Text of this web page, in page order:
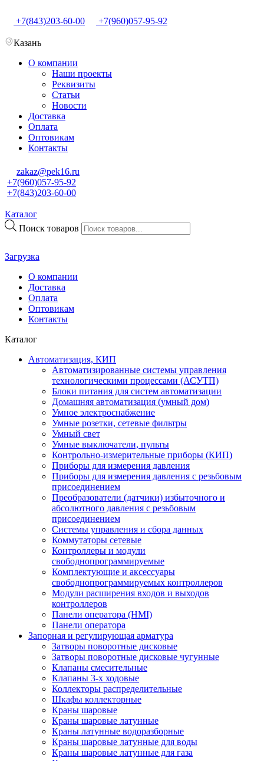
+7(843)203-60-00 +7(960)057-95-92
Казань
О компании
Наши проекты
Реквизиты
Статьи
Новости
Доставка
Оплата
Оптовикам
Контакты
zakaz@pek16.ru
+7(960)057-95-92
+7(843)203-60-00
Каталог
Поиск товаров
Загрузка
О компании
Доставка
Оплата
Оптовикам
Контакты
Каталог
Автоматизация, КИП
Автоматизированные системы управления
технологическими процессами (АСУТП)
Блоки питания для систем автоматизации
Домашняя автоматизация (умный дом)
Умное электроснабжение
Умные розетки, сетевые фильтры
Умный свет
Умные выключатели, пульты
Контрольно-измерительные приборы (КИП)
Приборы для измерения давления
Приборы для измерения давления с резьбовым
присоединением
Преобразователи (датчики) избыточного и
абсолютного давления с резьбовым
присоединением
Системы управления и сбора данных
Коммутаторы сетевые
Контроллеры и модули
свободнопрограммируемые
Комплектующие и аксессуары
свободнопрограммируемых контроллеров
Модули расширения входов и выходов
контроллеров
Панели оператора (HMI)
Панели оператора
Запорная и регулирующая арматура
Затворы поворотные дисковые
Затворы поворотные дисковые чугунные
Клапаны смесительные
Клапаны 3-х ходовые
Коллекторы распределительные
Шкафы коллекторные
Краны шаровые
Краны шаровые латунные
Краны латунные водоразборные
Краны шаровые латунные для воды
Краны шаровые латунные для газа